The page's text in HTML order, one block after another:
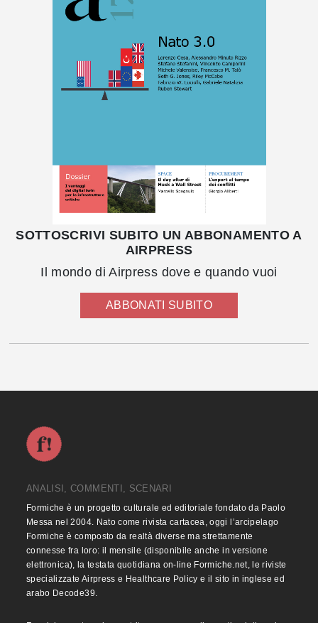
SOTTOSCRIVI SUBITO UN ABBONAMENTO A
AIRPRESS
Il mondo di Airpress dove e quando vuoi
ABBONATI SUBITO
ANALISI, COMMENTI, SCENARI
Formiche è un progetto culturale ed editoriale fondato da Paolo
Messa nel 2004. Nato come rivista cartacea, oggi l’arcipelago
Formiche è composto da realtà diverse ma strettamente
connesse fra loro: il mensile (disponibile anche in versione
elettronica), la testata quotidiana on-line Formiche.net, le riviste
specializzate Airpress e Healthcare Policy e il sito in inglese ed
arabo Decode39.